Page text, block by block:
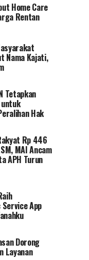
Home Care
Rentan
Nama Kajati,
Tetapkan
Hak
Rp 446
MAI Ancam
APH Turun
App
Dorong
Layanan